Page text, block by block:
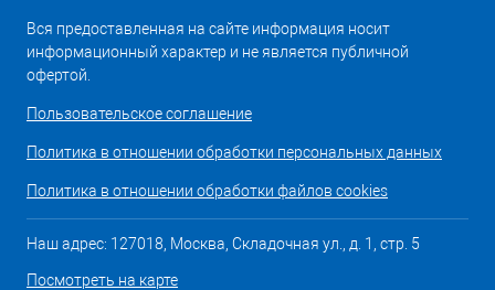
Вся предоставленная на сайте информация носит
информационный характер и не является публичной
офертой.
Пользовательское соглашение
Политика в отношении обработки персональных данных
Политика в отношении обработки файлов cookies
Наш адрес: 127018, Москва, Складочная ул., д. 1, стр. 5
Посмотреть на карте